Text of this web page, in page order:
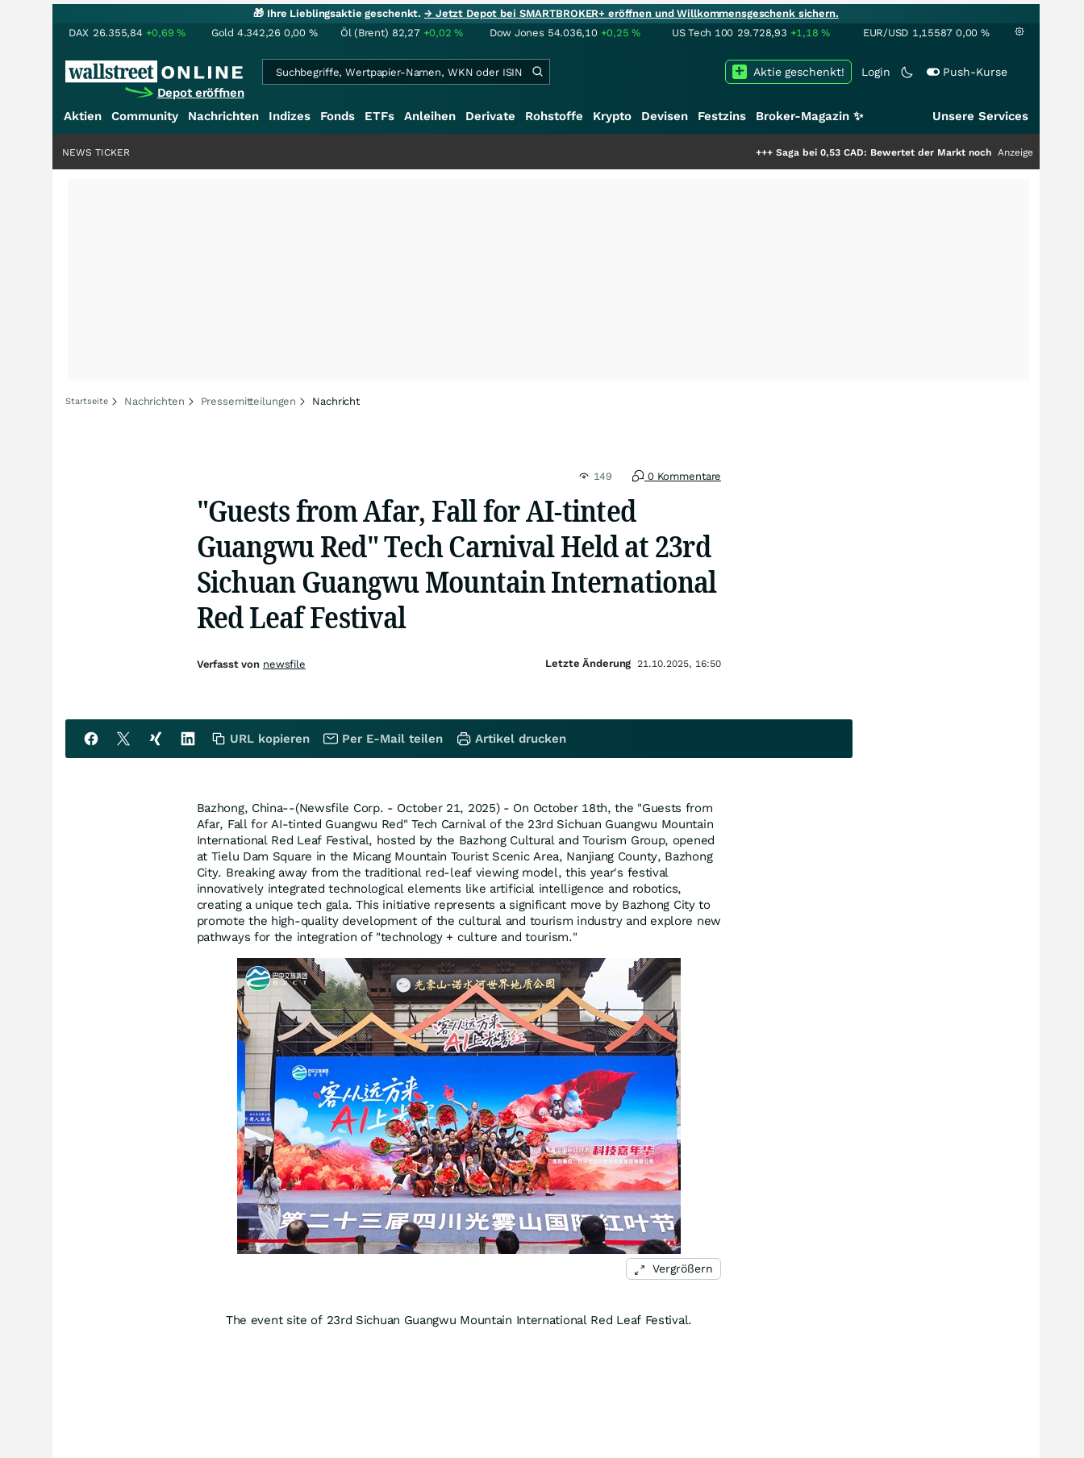
🎁 Ihre Lieblingsaktie geschenkt.→ Jetzt Depot bei SMARTBROKER+ eröffnen und Willkommensgeschenk sichern.
DAX 26.355,84 +0,69% Gold 4.342,26 0,00 % Öl (Brent) 82,27 +0,02% Dow Jones 54.036,10 +0,25% US Tech 100 29.728,93 +1,18% EUR/USD 1,15587 0,00 %
Depot eröffnen
Login Push-Kurse
Aktie geschenkt!
Aktien Community Nachrichten Indizes Fonds ETFs Anleihen Derivate Rohstoffe Krypto Devisen Festzins Broker-Magazin ✨ Unsere Services
Saga bei 0,53 CAD: Bewertet der Markt noch immer nur die Hälfte der Story?
Anzeige
NEWS TICKER
Startseite Nachrichten Pressemitteilungen Nachricht
149 0 Kommentare
"Guests from Afar, Fall for AI-tinted
Guangwu Red" Tech Carnival Held at 23rd
Sichuan Guangwu Mountain International
Red Leaf Festival
Bazhong, China--(Newsfile Corp. - October 21, 2025) - On October 18th, the "Guests from
Afar, Fall for AI-tinted Guangwu Red" Tech Carnival of the 23rd Sichuan Guangwu Mountain
International Red Leaf Festival, hosted by the Bazhong Cultural and Tourism Group, opened
at Tielu Dam Square in the Micang Mountain Tourist Scenic Area, Nanjiang County, Bazhong
City. Breaking away from the traditional red-leaf viewing model, this year's festival
innovatively integrated technological elements like artificial intelligence and robotics,
creating a unique tech gala. This initiative represents a significant move by Bazhong City to
promote the high-quality development of the cultural and tourism industry and explore new
pathways for the integration of "technology + culture and tourism."
Vergrößern
The event site of 23rd Sichuan Guangwu Mountain International Red Leaf Festival.
Verfasst von newsfile Letzte Änderung 21.10.2025, 16:50
URL kopieren Per E-Mail teilen Artikel drucken